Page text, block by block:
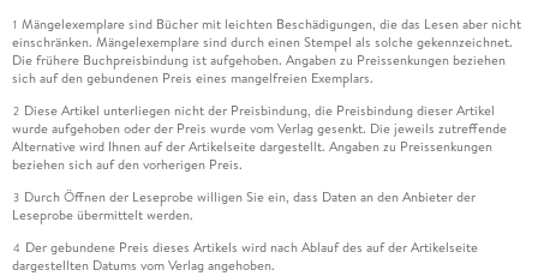
1 Mängelexemplare sind Bücher mit leichten Beschädigungen, die das Lesen aber nicht
einschränken. Mängelexemplare sind durch einen Stempel als solche gekennzeichnet.
Die frühere Buchpreisbindung ist aufgehoben. Angaben zu Preissenkungen beziehen
sich auf den gebundenen Preis eines mangelfreien Exemplars.
2 Diese Artikel unterliegen nicht der Preisbindung, die Preisbindung dieser Artikel
wurde aufgehoben oder der Preis wurde vom Verlag gesenkt. Die jeweils zutreffende
Alternative wird Ihnen auf der Artikelseite dargestellt. Angaben zu Preissenkungen
beziehen sich auf den vorherigen Preis.
3 Durch Öffnen der Leseprobe willigen Sie ein, dass Daten an den Anbieter der
Leseprobe übermittelt werden.
4 Der gebundene Preis dieses Artikels wird nach Ablauf des auf der Artikelseite
dargestellten Datums vom Verlag angehoben.